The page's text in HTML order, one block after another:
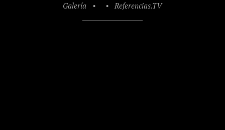
Galería • • Referencias.TV